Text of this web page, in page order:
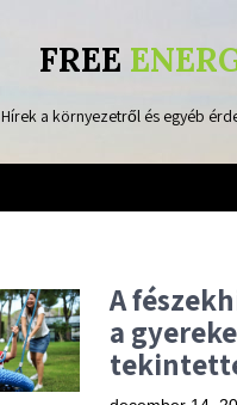
FREE
Hírek a környezetről és egyéb
A
a